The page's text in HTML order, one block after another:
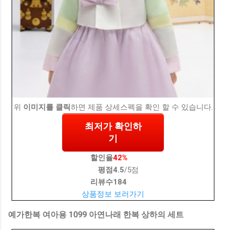
위 이미지를 클릭하면 제품 상세스펙을 확인 할 수 있습니다.
최저가 확인하
기
할인율42%
평점4.5/5점
리뷰수184
상품정보 보러가기
예가한복 여아용 1099 아연나래 한복 상하의 세트